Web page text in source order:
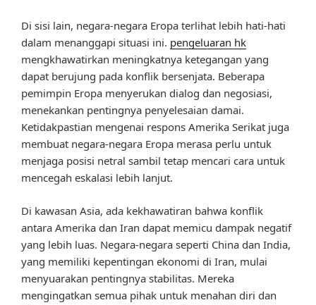
Di sisi lain, negara-negara Eropa terlihat lebih hati-hati
dalam menanggapi situasi ini. pengeluaran hk
mengkhawatirkan meningkatnya ketegangan yang
dapat berujung pada konflik bersenjata. Beberapa
pemimpin Eropa menyerukan dialog dan negosiasi,
menekankan pentingnya penyelesaian damai.
Ketidakpastian mengenai respons Amerika Serikat juga
membuat negara-negara Eropa merasa perlu untuk
menjaga posisi netral sambil tetap mencari cara untuk
mencegah eskalasi lebih lanjut.
Di kawasan Asia, ada kekhawatiran bahwa konflik
antara Amerika dan Iran dapat memicu dampak negatif
yang lebih luas. Negara-negara seperti China dan India,
yang memiliki kepentingan ekonomi di Iran, mulai
menyuarakan pentingnya stabilitas. Mereka
mengingatkan semua pihak untuk menahan diri dan